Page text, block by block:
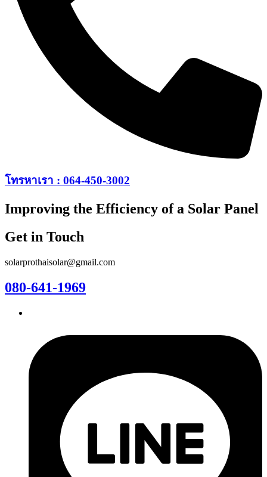
โทรหาเรา : 064-450-3002
Improving the Efficiency of a Solar Panel
Get in Touch
solarprothaisolar@gmail.com
080-641-1969